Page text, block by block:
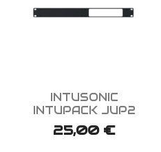
Aperçu rapide
INTUSONIC
INTUPACK JUP2
25,00 €